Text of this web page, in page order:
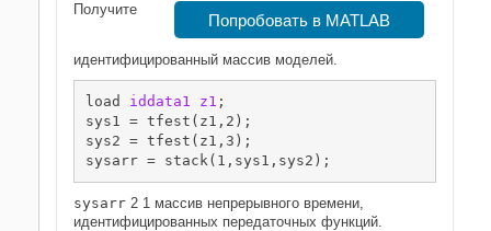
Попробовать в MATLAB
Получите
идентифицированный массив моделей.
load iddata1 z1 ;
sys1 = tfest(z1,2);
sys2 = tfest(z1,3);
sysarr = stack(1,sys1,sys2);
sysarr 2 1 массив непрерывного времени,
идентифицированных передаточных функций.